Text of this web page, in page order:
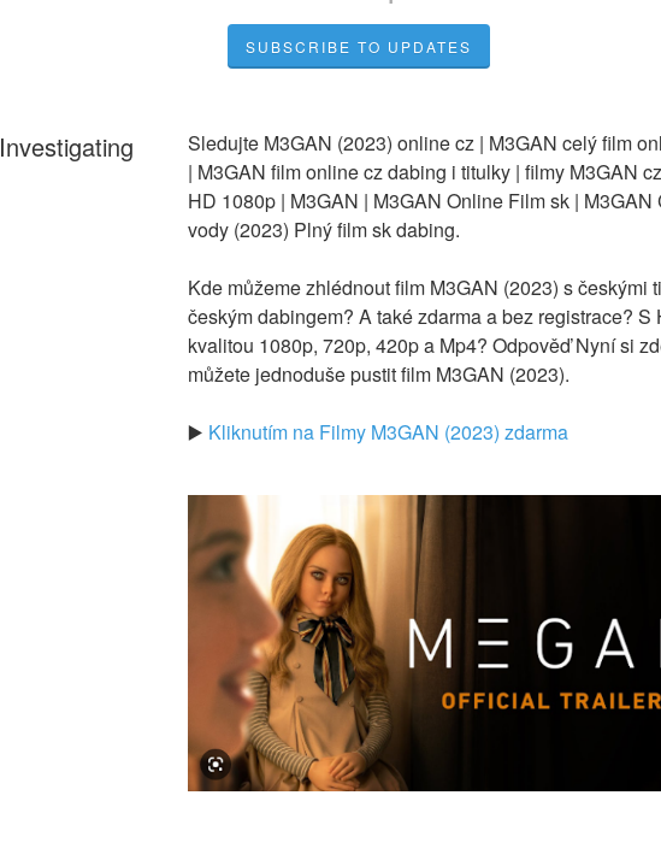
SUBSCRIBE TO UPDATES
Investigating
Sledujte M3GAN (2023) online cz | M3GAN celý film
| M3GAN film online cz dabing i titulky | filmy M3GAN
HD 1080p | M3GAN | M3GAN Online Film sk | M3GAN
vody (2023) Plný film sk dabing.
Kde můžeme zhlédnout film M3GAN (2023) s českými
českým dabingem? A také zdarma a bez registrace? S
kvalitou 1080p, 720p, 420p a Mp4? Odpověď Nyní si
můžete jednoduše pustit film M3GAN (2023).
▶️ Kliknutím na Filmy M3GAN (2023) zdarma